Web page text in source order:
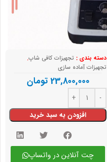
دسته بندی : تجهیزات کافی شاپ,
تجهیزات آماده سازی
23,800,000تومان
افزودن به سبد خرید
چت آنلاین در واتساپ